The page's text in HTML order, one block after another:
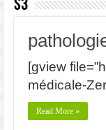
S3
[gview
médicale-
Read More »